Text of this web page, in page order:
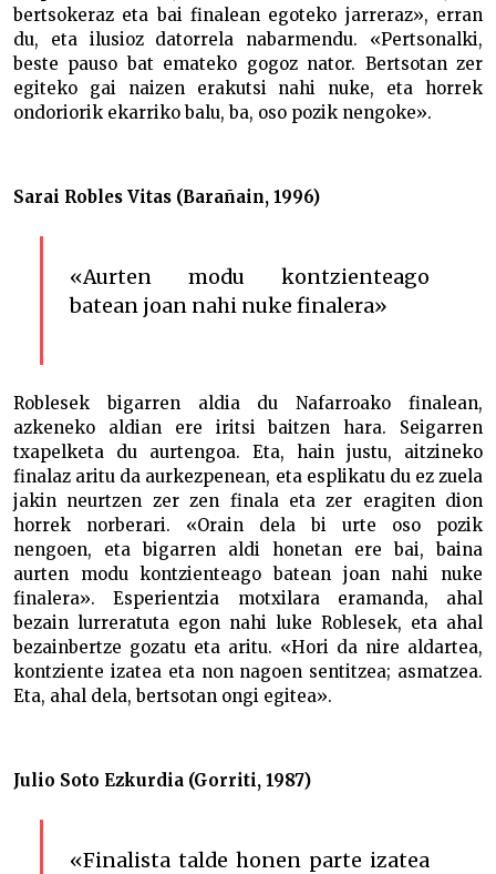
bertsokeraz eta bai finalean egoteko jarreraz», erran
du, eta ilusioz datorrela nabarmendu. «Pertsonalki,
beste pauso bat emateko gogoz nator. Bertsotan zer
egiteko gai naizen erakutsi nahi nuke, eta horrek
ondoriorik ekarriko balu, ba, oso pozik nengoke».
Sarai Robles Vitas (Barañain, 1996)
«Aurten modu kontzienteago
batean joan nahi nuke finalera»
Roblesek bigarren aldia du Nafarroako finalean,
azkeneko aldian ere iritsi baitzen hara. Seigarren
txapelketa du aurtengoa. Eta, hain justu, aitzineko
finalaz aritu da aurkezpenean, eta esplikatu du ez zuela
jakin neurtzen zer zen finala eta zer eragiten dion
horrek norberari. «Orain dela bi urte oso pozik
nengoen, eta bigarren aldi honetan ere bai, baina
aurten modu kontzienteago batean joan nahi nuke
finalera». Esperientzia motxilara eramanda, ahal
bezain lurreratuta egon nahi luke Roblesek, eta ahal
bezainbertze gozatu eta aritu. «Hori da nire aldartea,
kontziente izatea eta non nagoen sentitzea; asmatzea.
Eta, ahal dela, bertsotan ongi egitea».
Julio Soto Ezkurdia (Gorriti, 1987)
«Finalista talde honen parte izatea